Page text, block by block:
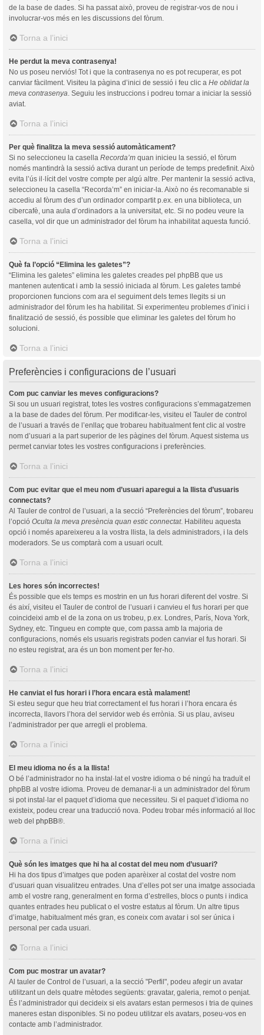
de la base de dades. Si ha passat això, proveu de registrar-vos de nou i
involucrar-vos més en les discussions del fòrum.
Torna a l’inici
He perdut la meva contrasenya!
No us poseu nerviós! Tot i que la contrasenya no es pot recuperar, es pot
canviar fàcilment. Visiteu la pàgina d’inici de sessió i feu clic a He oblidat la
meva contrasenya . Seguiu les instruccions i podreu tornar a iniciar la sessió
aviat.
Torna a l’inici
Per què finalitza la meva sessió automàticament?
Si no seleccioneu la casella Recorda’m quan inicieu la sessió, el fòrum
només mantindrà la sessió activa durant un període de temps predefinit. Això
evita l’ús il·lícit del vostre compte per algú altre. Per mantenir la sessió activa,
seleccioneu la casella “Recorda’m” en iniciar-la. Això no és recomanable si
accediu al fòrum des d’un ordinador compartit p.ex. en una biblioteca, un
cibercafè, una aula d’ordinadors a la universitat, etc. Si no podeu veure la
casella, vol dir que un administrador del fòrum ha inhabilitat aquesta funció.
Torna a l’inici
Què fa l’opció “Elimina les galetes”?
“Elimina les galetes” elimina les galetes creades pel phpBB que us
mantenen autenticat i amb la sessió iniciada al fòrum. Les galetes també
proporcionen funcions com ara el seguiment dels temes llegits si un
administrador del fòrum les ha habilitat. Si experimenteu problemes d’inici i
finalització de sessió, és possible que eliminar les galetes del fòrum ho
solucioni.
Torna a l’inici
Preferències i configuracions de l’usuari
Com puc canviar les meves configuracions?
Si sou un usuari registrat, totes les vostres configuracions s’emmagatzemen
a la base de dades del fòrum. Per modificar-les, visiteu el Tauler de control
de l’usuari a través de l’enllaç que trobareu habitualment fent clic al vostre
nom d’usuari a la part superior de les pàgines del fòrum. Aquest sistema us
permet canviar totes les vostres configuracions i preferències.
Torna a l’inici
Com puc evitar que el meu nom d’usuari aparegui a la llista d’usuaris
connectats?
Al Tauler de control de l’usuari, a la secció “Preferències del fòrum”, trobareu
l’opció Oculta la meva presència quan estic connectat. Habiliteu aquesta
opció i només apareixereu a la vostra llista, la dels administradors, i la dels
moderadors. Se us comptarà com a usuari ocult.
Torna a l’inici
Les hores són incorrectes!
És possible que els temps es mostrin en un fus horari diferent del vostre. Si
és així, visiteu el Tauler de control de l’usuari i canvieu el fus horari per que
coincideixi amb el de la zona on us trobeu, p.ex. Londres, París, Nova York,
Sydney, etc. Tingueu en compte que, com passa amb la majoria de
configuracions, només els usuaris registrats poden canviar el fus horari. Si
no esteu registrat, ara és un bon moment per fer-ho.
Torna a l’inici
He canviat el fus horari i l’hora encara està malament!
Si esteu segur que heu triat correctament el fus horari i l’hora encara és
incorrecta, llavors l’hora del servidor web és errònia. Si us plau, aviseu
l’administrador per que arregli el problema.
Torna a l’inici
El meu idioma no és a la llista!
O bé l’administrador no ha instal·lat el vostre idioma o bé ningú ha traduït el
phpBB al vostre idioma. Proveu de demanar-li a un administrador del fòrum
si pot instal·lar el paquet d’idioma que necessiteu. Si el paquet d’idioma no
existeix, podeu crear una traducció nova. Podeu trobar més informació al lloc
web del phpBB®.
Torna a l’inici
Què són les imatges que hi ha al costat del meu nom d’usuari?
Hi ha dos tipus d’imatges que poden aparèixer al costat del vostre nom
d’usuari quan visualitzeu entrades. Una d’elles pot ser una imatge associada
amb el vostre rang, generalment en forma d’estrelles, blocs o punts i indica
quantes entrades heu publicat o el vostre estatus al fòrum. Un altre tipus
d’imatge, habitualment més gran, es coneix com avatar i sol ser única i
personal per cada usuari.
Torna a l’inici
Com puc mostrar un avatar?
Al tauler de Control de l’usuari, a la secció "Perfil", podeu afegir un avatar
utilitzant un dels quatre mètodes següents: gravatar, galeria, remot o penjat.
És l’administrador qui decideix si els avatars estan permesos i tria de quines
maneres estan disponibles. Si no podeu utilitzar els avatars, poseu-vos en
contacte amb l’administrador.